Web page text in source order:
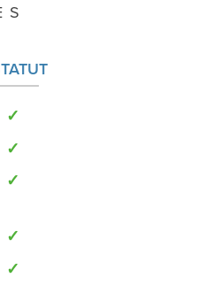
✓
✓
✓
✓
✓